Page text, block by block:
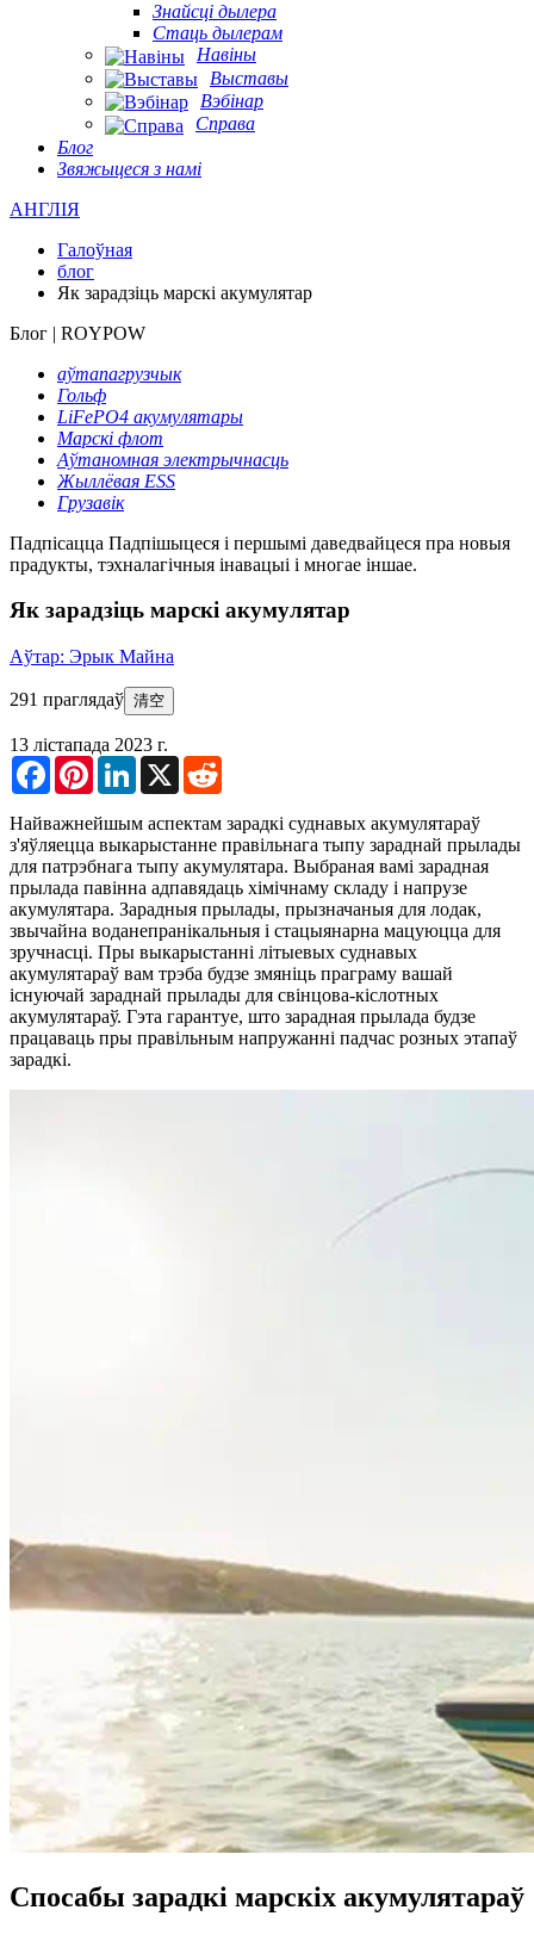
Знайсці дылера
Стаць дылерам
Навіны
Выставы
Вэбінар
Справа
Блог
Звяжыцеся з намі
АНГЛІЯ
Галоўная
блог
Як зарадзіць марскі акумулятар
Блог | ROYPOW
аўтапагрузчык
Гольф
LiFePO4 акумулятары
Марскі флот
Аўтаномная электрычнасць
Жыллёвая ESS
Грузавік
Падпісацца Падпішыцеся і першымі даведвайцеся пра новыя
прадукты, тэхналагічныя інавацыі і многае іншае.
Як зарадзіць марскі акумулятар
Аўтар: Эрык Майна
291 праглядаў 清空
13 лістапада 2023 г.
FacebookPinterestLinkedIn
X
Найважнейшым аспектам зарадкі суднавых акумулятараў
з'яўляецца выкарыстанне правільнага тыпу зараднай прылады
для патрэбнага тыпу акумулятара. Выбраная вамі зарадная
прылада павінна адпавядаць хімічнаму складу і напрузе
акумулятара. Зарадныя прылады, прызначаныя для лодак,
звычайна воданепранікальныя і стацыянарна мацуюцца для
зручнасці. Пры выкарыстанні літыевых суднавых
акумулятараў вам трэба будзе змяніць праграму вашай
існуючай зараднай прылады для свінцова-кіслотных
акумулятараў. Гэта гарантуе, што зарадная прылада будзе
працаваць пры правільным напружанні падчас розных этапаў
зарадкі.
Спосабы зарадкі марскіх акумулятараў